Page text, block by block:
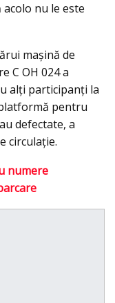
nu le este
maşină de
C OH 024 a
alţi participanţi la
pentru
defectate, a
circulaţie.
numere